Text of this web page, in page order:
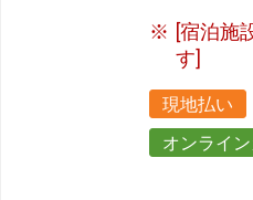
[宿泊施
す]
現地払い
オンライ